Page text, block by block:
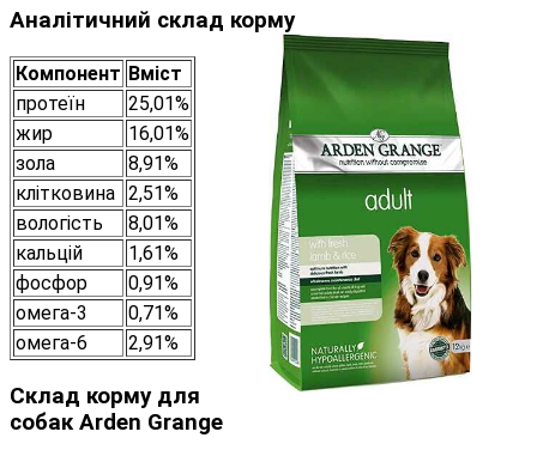
Аналітичний склад корму
Компонент Вміст
протеїн
25,01%
жир
16,01%
зола
8,91%
клітковина 2,51%
вологість
8,01%
кальцій
1,61%
фосфор
0,91%
омега-3
0,71%
омега-6
2,91%
Склад корму для
собак Arden Grange